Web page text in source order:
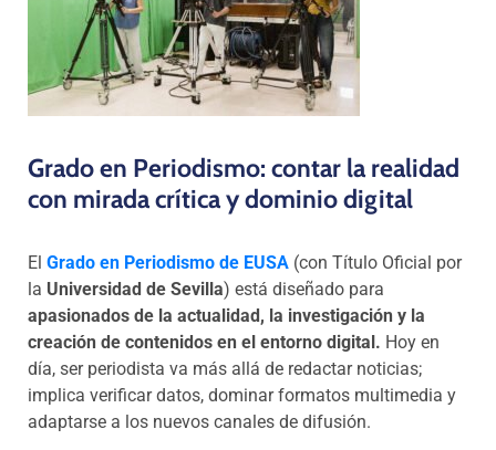
Grado en Periodismo: contar la realidad
con mirada crítica y dominio digital
El Grado en Periodismo de EUSA (con Título Oficial por
la Universidad de Sevilla) está diseñado para
apasionados de la actualidad, la investigación y la
creación de contenidos en el entorno digital. Hoy en
día, ser periodista va más allá de redactar noticias;
implica verificar datos, dominar formatos multimedia y
adaptarse a los nuevos canales de difusión.